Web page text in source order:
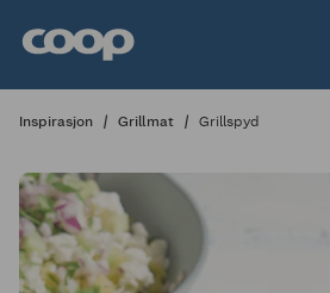
Inspirasjon Grillmat Grillspyd